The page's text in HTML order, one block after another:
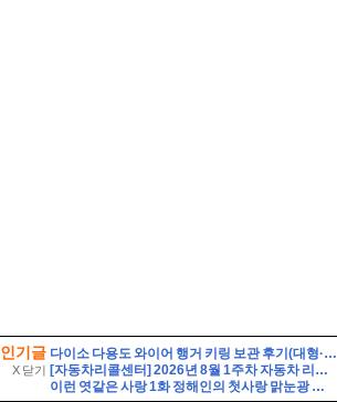
인기글
X 닫기
다이소 다용도 와이어 행거 키링 보관 후기(대형·소형 비교)
[자동차리콜센터] 2026년 8월 1주차 자동차 리콜 및 무상 수리 안내
이런 엿같은 사랑 1화 정해인의 첫사랑 맑눈광 하영 누구였냐고 나는?